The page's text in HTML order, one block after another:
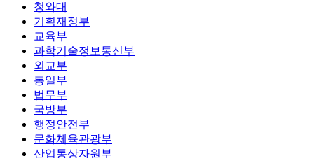
청와대
기획재정부
교육부
과학기술정보통신부
외교부
통일부
법무부
국방부
행정안전부
문화체육관광부
산업통상자원부